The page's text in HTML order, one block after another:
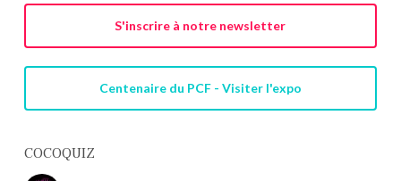
S'inscrire à notre newsletter
Centenaire du PCF - Visiter l'expo
COCOQUIZ